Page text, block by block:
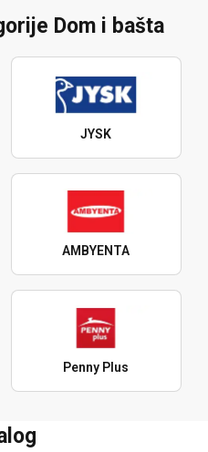
Dom i bašta
JYSK
AMBYENTA
Penny Plus